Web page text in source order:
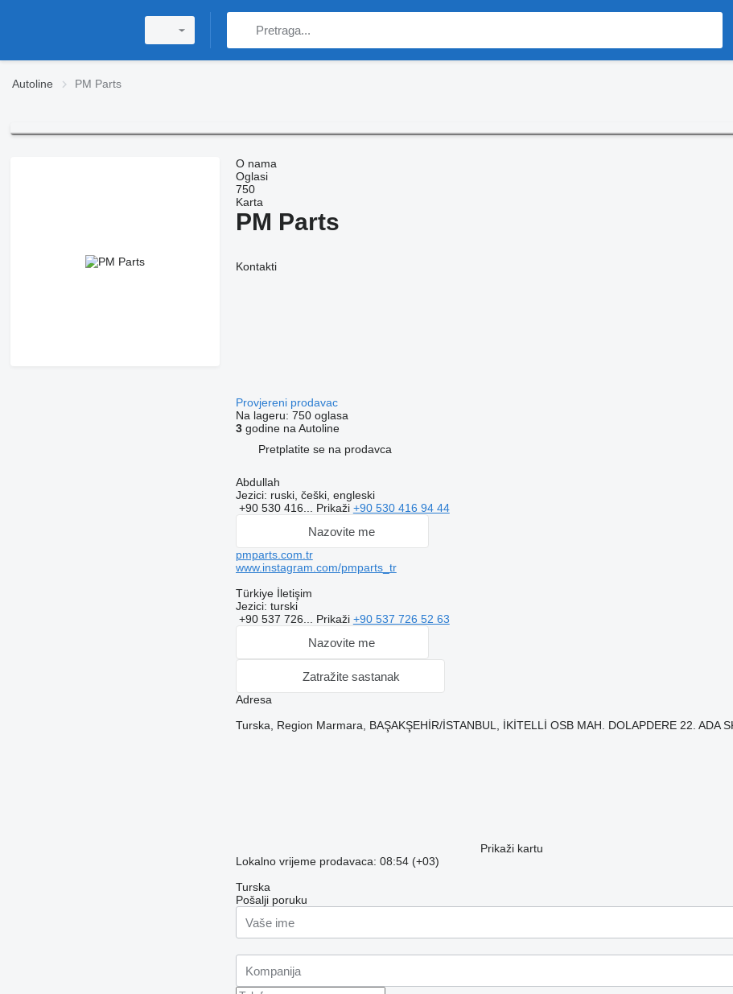
Autoline PM Parts
O nama
Oglasi
750
Karta
PM Parts
Kontakti
Provjereni prodavac
Na lageru: 750 oglasa
3godine na Autoline
Pretplatite se na prodavca
Abdullah
Jezici: ruski, češki, engleski
+90 530 416... Prikaži +90 530 416 94 44
Nazovite me
pmparts.com.tr
www.instagram.com/pmparts_tr
Türkiye İletişim
Jezici: turski
+90 537 726... Prikaži +90 537 726 52 63
Nazovite me
Zatražite sastanak
Adresa
Turska, Region Marmara, BAŞAKŞEHİR/İSTANBUL, İKİTELLİ OSB MAH. DOLAPDERE 22. ADA
Prikaži kartu
Lokalno vrijeme prodavaca: 08:54 (+03)
Turska
Pošalji poruku